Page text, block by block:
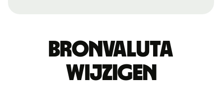
Bronvaluta
wijzigen